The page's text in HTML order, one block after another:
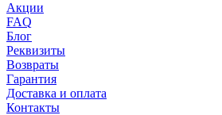
Акции
FAQ
Блог
Реквизиты
Возвраты
Гарантия
Доставка и оплата
Контакты